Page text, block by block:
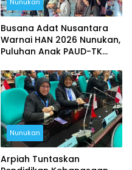
Nunukan
Busana Adat Nusantara
Warnai HAN 2026 Nunukan,
Puluhan Anak PAUD-TK
Nunukan
Arpiah Tuntaskan